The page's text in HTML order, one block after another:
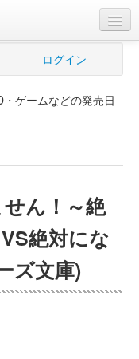
ログイン
ゲームなどの発売日
ん！～絶
絶対にな
ズ文庫)